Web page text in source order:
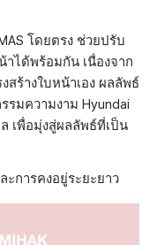
โดยตรง ช่วยปรับ
ได้พร้อมกัน เนื่องจาก
สร้างใบหน้าเอง ผลลัพธ์
รมความงาม Hyundai
เพื่อมุ่งสู่ผลลัพธ์ที่เป็น
การคงอยู่ระยะยาว